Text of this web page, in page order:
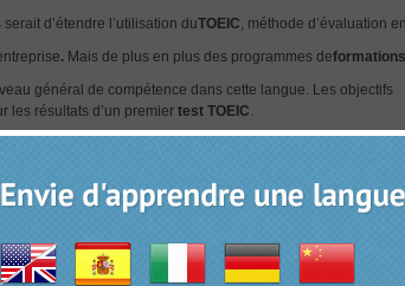
d’étendre l’utilisation duTOEIC, méthode d’évaluation
. Mais de plus en plus des programmes de
général de compétence dans cette langue. Les objectifs
les résultats d’un premier test TOEIC.
culture nationale et une culture d’entreprise différente
internationale. Une fois établies, lesformations en
que les mêmes épreuves ont été demandées aux
adoptée pour garantir que le personnel, dans son